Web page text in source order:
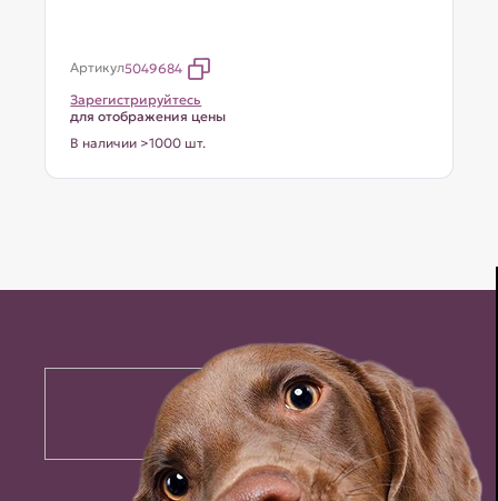
Артикул5049684
Зарегистрируйтесь
для отображения цены
В наличии >1000 шт.